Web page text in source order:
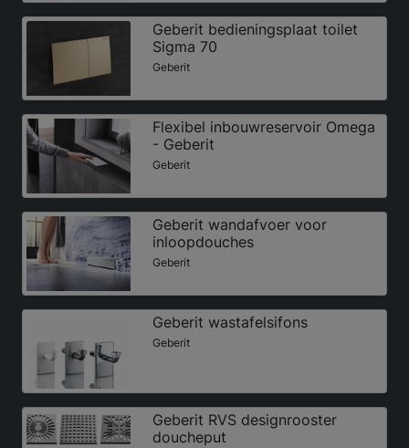
Geberit bedieningsplaat toilet
Sigma 70
Geberit
Flexibel inbouwreservoir Omega
- Geberit
Geberit
Geberit wandafvoer voor
inloopdouches
Geberit
Geberit wastafelsifons
Geberit
Geberit RVS designrooster
doucheput